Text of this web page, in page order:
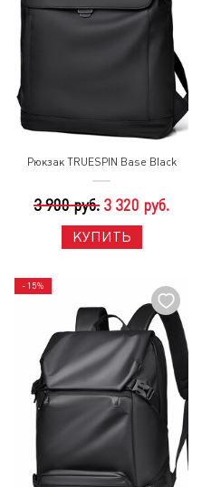
Рюкзак TRUESPIN Base Black
3 900 руб. 3 320 руб.
КУПИТЬ
- 15%